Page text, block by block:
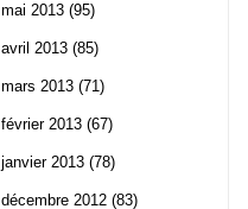
mai 2013 (95)
avril 2013 (85)
mars 2013 (71)
février 2013 (67)
janvier 2013 (78)
décembre 2012 (83)